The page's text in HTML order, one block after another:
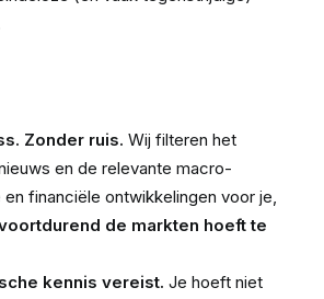
Zonder ruis. Wij filteren het
en de relevante macro-
financiële ontwikkelingen voor je,
de markten hoeft te
kennis vereist. Je hoeft niet